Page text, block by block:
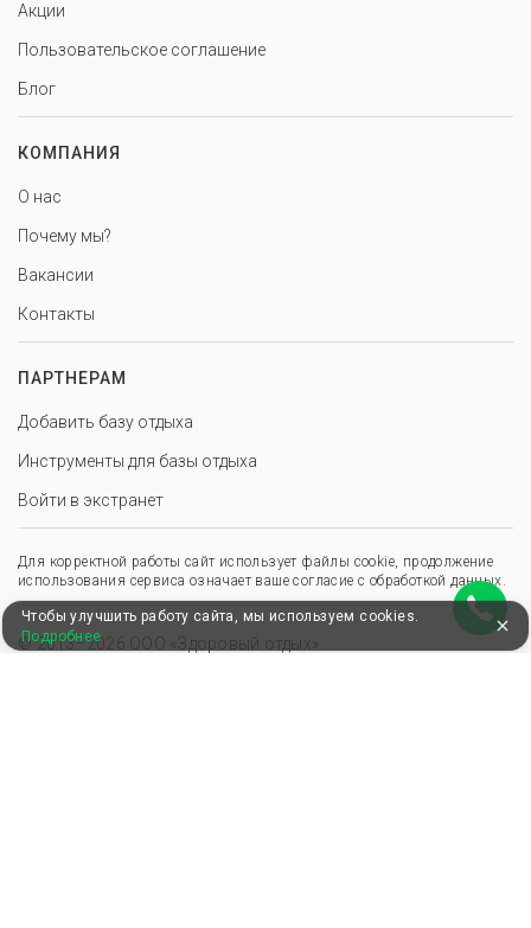
Акции
Пользовательское соглашение
Блог
КОМПАНИЯ
О нас
Почему мы?
Вакансии
Контакты
ПАРТНЕРАМ
Добавить базу отдыха
Инструменты для базы отдыха
Войти в экстранет
Для корректной работы сайт использует файлы cookie, продолжение
использования сервиса означает ваше согласие с обработкой данных.
© 2013–2026 ООО «Здоровый отдых»
Чтобы улучшить работу сайта, мы используем cookies.
Подробнее